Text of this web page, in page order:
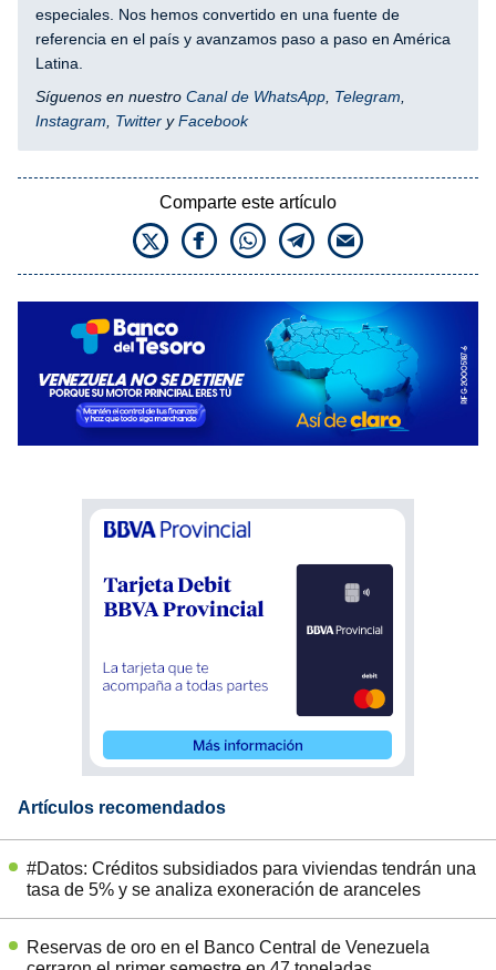
especiales. Nos hemos convertido en una fuente de
referencia en el país y avanzamos paso a paso en América
Latina.
Síguenos en nuestro Canal de WhatsApp Telegram
Instagram
Twitter yFacebook
Comparte este artículo
Artículos recomendados
#Datos: Créditos subsidiados para viviendas tendrán una
tasa de 5% y se analiza exoneración de aranceles
Reservas de oro en el Banco Central de Venezuela